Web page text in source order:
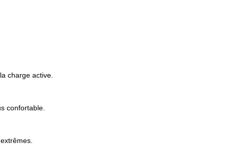
charge active.
confortable.